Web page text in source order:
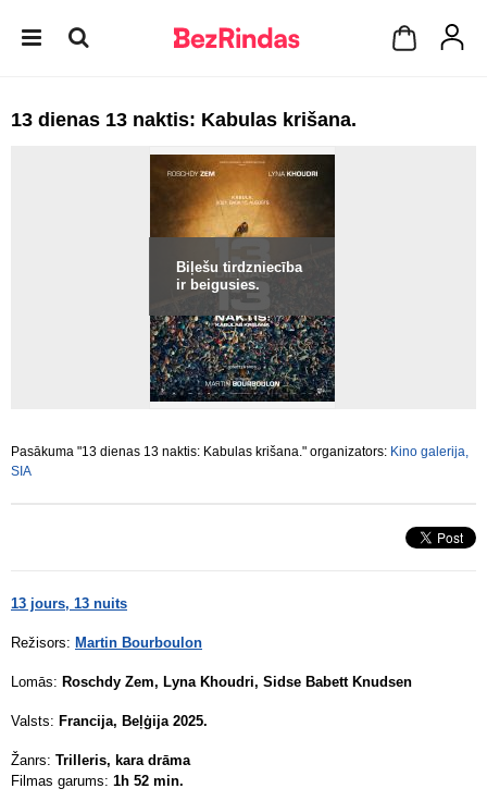
13 dienas 13 naktis: Kabulas krišana.
Biļešu tirdzniecība
ir beigusies.
Pasākuma "13 dienas 13 naktis: Kabulas krišana." organizators: Kino galerija,
SIA
13 jours, 13 nuits
Režisors: Martin Bourboulon
Lomās: Roschdy Zem, Lyna Khoudri, Sidse Babett Knudsen
Valsts: Francija, Beļģija 2025.
Žanrs: Trilleris, kara drāma
Filmas garums: 1h 52 min.